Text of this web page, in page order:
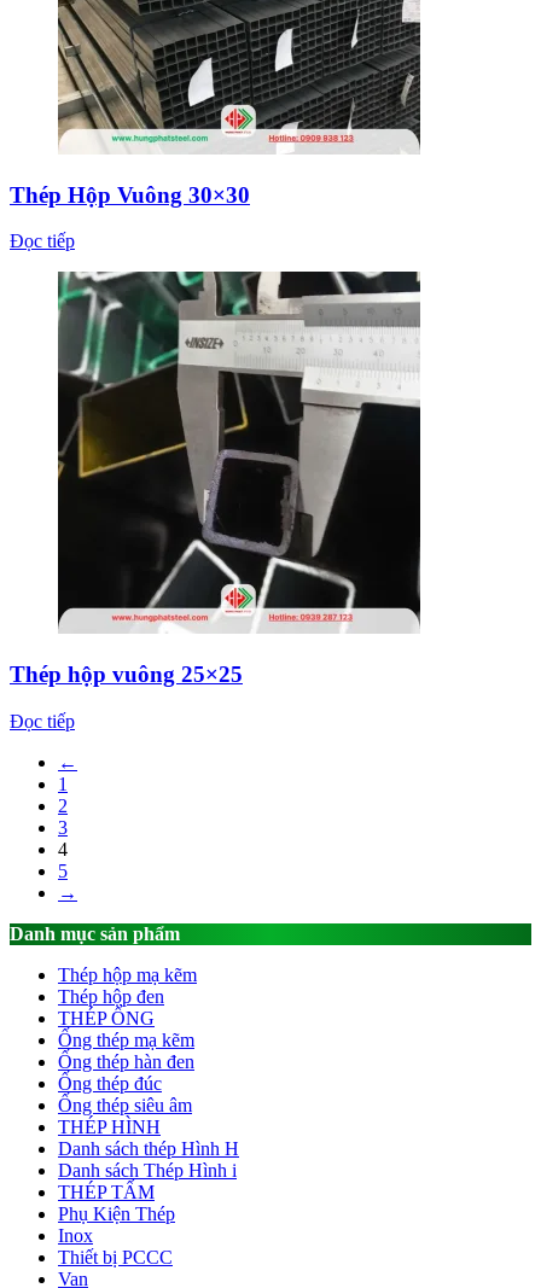
Thép Hộp Vuông 30×30
Đọc tiếp
Thép hộp vuông 25×25
Đọc tiếp
←
1
2
3
4
5
→
Danh mục sản phẩm
Thép hộp mạ kẽm
Thép hộp đen
THÉP ỐNG
Ống thép mạ kẽm
Ống thép hàn đen
Ống thép đúc
Ống thép siêu âm
THÉP HÌNH
Danh sách thép Hình H
Danh sách Thép Hình i
THÉP TẤM
Phụ Kiện Thép
Inox
Thiết bị PCCC
Van